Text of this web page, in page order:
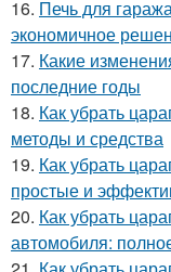
16. Печь для
экономичное
17. Какие
последние годы
18. Как убрать
методы и средства
19. Как убрать
простые и
20. Как убрать
автомобиля: